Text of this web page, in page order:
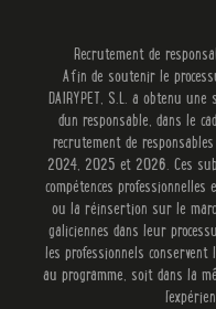
Recrutement de
Afin de soutenir le
DAIRYPET, S.L. a obtenu
d'un responsable, dans le
recrutement de
2024, 2025 et 2026. Ces
compétences
ou la réinsertion sur le
galiciennes dans leur
les professionnels
au programme, soit dans la